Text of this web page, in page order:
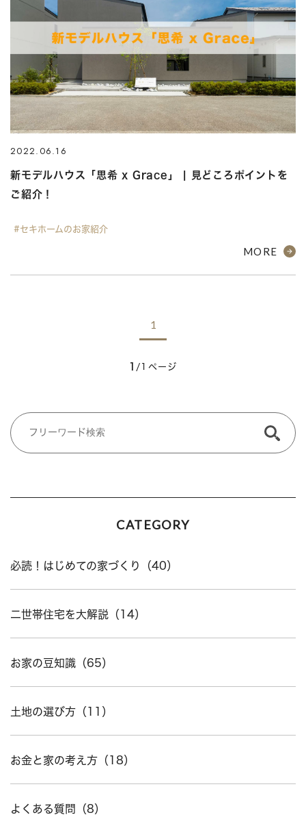
2022.06.16
新モデルハウス「思希 x Grace」 | 見どころポイントを
ご紹介！
#セキホームのお家紹介
MORE
1
1 /1ページ
CATEGORY
必読！はじめての家づくり（40）
二世帯住宅を大解説（14）
お家の豆知識（65）
土地の選び方（11）
お金と家の考え方（18）
よくある質問（8）